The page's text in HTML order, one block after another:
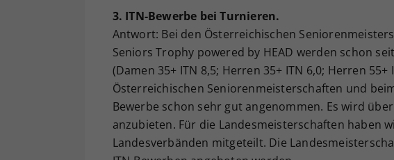
3. ITN-Bewerbe bei Turnieren.
Antwort: Bei den Österreichischen
Seniors Trophy powered by HEAD werden schon
(Damen 35+ ITN 8,5; Herren 35+ ITN 6,0; Herren 55+
Österreichischen Seniorenmeisterschaften und
Bewerbe schon sehr gut angenommen. Es wird
anzubieten. Für die Landesmeisterschaften haben
Landesverbänden mitgeteilt. Die